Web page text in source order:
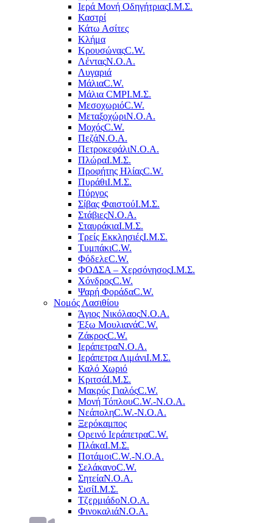
Ιερά Μονή ΟδηγήτριαςΙ.Μ.Σ.
Καστρί
Κάτω Ασίτες
Κλήμα
ΚρουσώναςC.W.
ΛένταςΝ.Ο.Α.
Λυγαριά
ΜάλιαC.W.
Μάλια CMPΙ.Μ.Σ.
ΜεσοχωριόC.W.
ΜεταξοχώριΝ.Ο.Α.
ΜοχόςC.W.
ΠεζάΝ.Ο.Α.
ΠετροκεφάλιΝ.Ο.Α.
ΠλώραΙ.Μ.Σ.
Προφήτης ΗλίαςC.W.
ΠυράθιΙ.Μ.Σ.
Πύργος
Σίβας ΦαιστούΙ.Μ.Σ.
ΣτάβιεςΝ.Ο.Α.
ΣταυράκιαΙ.Μ.Σ.
Τρείς ΕκκλησιέςΙ.Μ.Σ.
ΤυμπάκιC.W.
ΦόδελεC.W.
ΦΟΔΣΑ – ΧερσόνησοςΙ.Μ.Σ.
ΧόνδροςC.W.
Ψαρή ΦοράδαC.W.
Νομός Λασιθίου
Άγιος ΝικόλαοςΝ.Ο.Α.
Έξω ΜουλιανάC.W.
ΖάκροςC.W.
ΙεράπετραΝ.Ο.Α.
Ιεράπετρα ΛιμάνιΙ.Μ.Σ.
Καλό Χωριό
ΚριτσάΙ.Μ.Σ.
Μακρύς ΓιαλόςC.W.
Μονή ΤόπλουC.W.-Ν.Ο.Α.
ΝεάποληC.W.-Ν.Ο.Α.
Ξερόκαμπος
Ορεινό ΙεράπετραC.W.
ΠλάκαΙ.Μ.Σ.
ΠοτάμοιC.W.-Ν.Ο.Α.
ΣελάκανοC.W.
ΣητείαΝ.Ο.Α.
ΣισίΙ.Μ.Σ.
ΤζερμιάδοΝ.Ο.Α.
ΦινοκαλιάΝ.Ο.Α.